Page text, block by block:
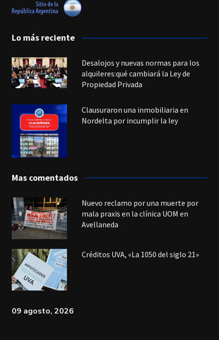
Lo más reciente
Desalojos y nuevas normas para los
alquileres:qué cambiará la Ley de
Propiedad Privada
Clausuraron una inmobiliaria en
Nordelta por incumplir la ley
Mas comentados
Nuevo reclamo por una muerte por
mala praxis en la clínica UOM en
Avellaneda
Créditos UVA, «La 1050 del siglo 21»
09 agosto, 2026